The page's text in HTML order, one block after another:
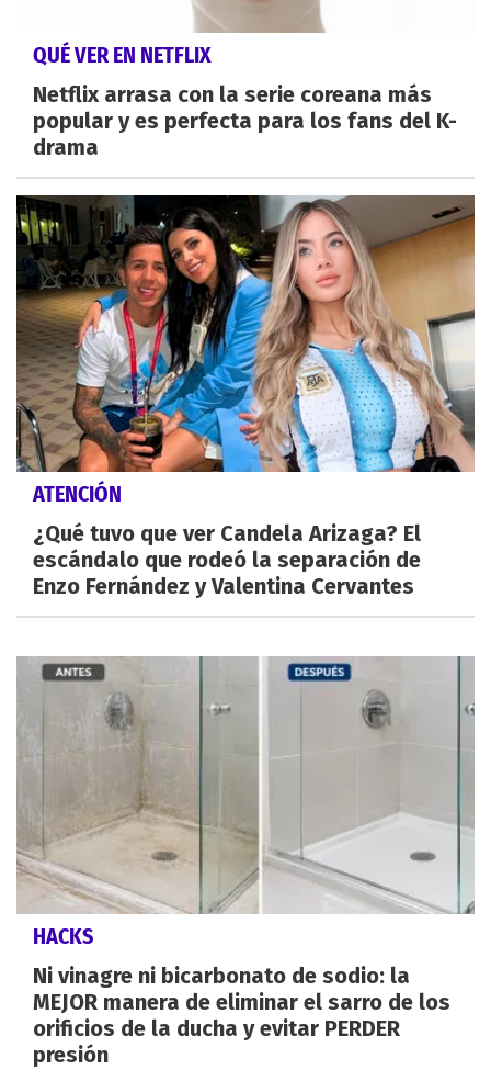
QUÉ VER EN NETFLIX
Netflix arrasa con la serie coreana más
popular y es perfecta para los fans del K-
drama
ATENCIÓN
¿Qué tuvo que ver Candela Arizaga? El
escándalo que rodeó la separación de
Enzo Fernández y Valentina Cervantes
HACKS
Ni vinagre ni bicarbonato de sodio: la
MEJOR manera de eliminar el sarro de los
orificios de la ducha y evitar PERDER
presión